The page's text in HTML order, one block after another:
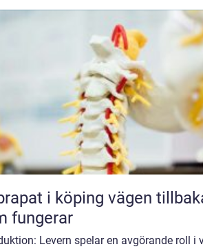
köping vägen tillbaka till en kropp
fungerar
Levern spelar en avgörande roll i